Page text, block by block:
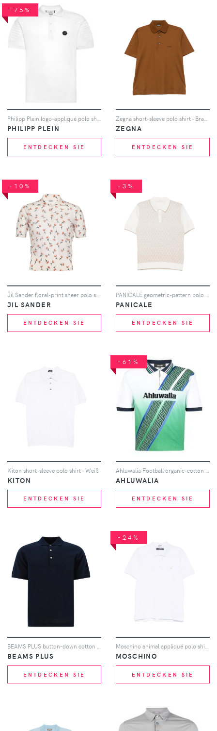
-75%
Philipp Plein logo-appliqué polo shirt - Weiß
PHILIPP PLEIN
ENTDECKEN SIE
Zegna short-sleeve polo shirt - Braun
ZEGNA
ENTDECKEN SIE
-10%
JIL SANDER
ENTDECKEN SIE
-3%
PANICALE
ENTDECKEN SIE
Kiton short-sleeve polo shirt - Weiß
KITON
ENTDECKEN SIE
-61%
AHLUWALIA
ENTDECKEN SIE
BEAMS PLUS
ENTDECKEN SIE
-24%
MOSCHINO
ENTDECKEN SIE